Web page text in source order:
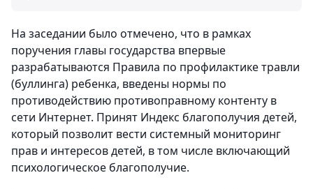
На заседании было отмечено, что в рамках
поручения главы государства впервые
разрабатываются Правила по профилактике травли
(буллинга) ребенка, введены нормы по
противодействию противоправному контенту в
сети Интернет. Принят Индекс благополучия детей,
который позволит вести системный мониторинг
прав и интересов детей, в том числе включающий
психологическое благополучие.